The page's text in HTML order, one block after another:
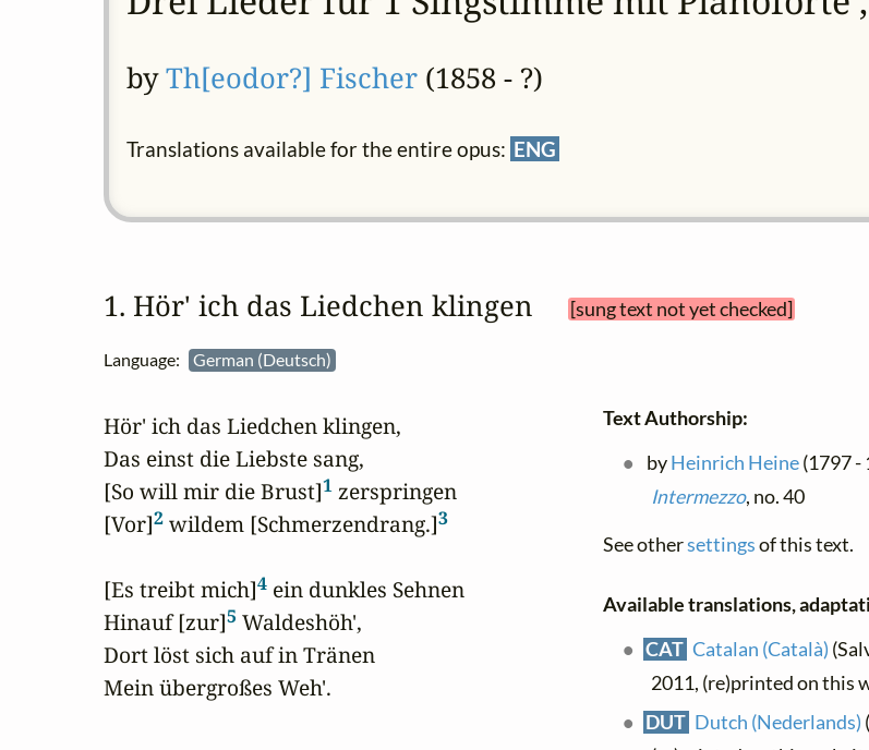
byTh[eodor?] Fischer(1858 - ?)
Translations available for the entire opus: ENG
1. Hör' ich das Liedchen klingen [sung text not yet checked]
Language: German (Deutsch)
Hör' ich das Liedchen klingen,
Das einst die Liebste sang,
[So will mir die Brust]1 zerspringen
[Vor]2 wildem [Schmerzendrang.]3
[Es treibt mich]4 ein dunkles Sehnen
Hinauf [zur]5 Waldeshöh',
Dort löst sich auf in Tränen
Mein übergroßes Weh'.
Text Authorship:
byHeinrich Heine(1797 -
Intermezzo, no. 40
See othersettingsof this text.
Available translations,
CAT Catalan (Català)
2011, (re)printed on this
DUT Dutch (Nederlands)